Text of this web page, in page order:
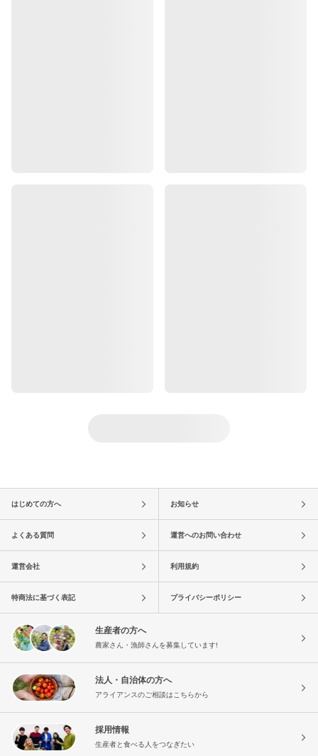
はじめての方へ お知らせ
よくある質問 運営へのお問い合わせ
運営会社 利用規約
特商法に基づく表記 プライバシーポリシー
生産者の方へ
農家さん・漁師さんを募集しています!
法人・自治体の方へ
アライアンスのご相談はこちらから
採用情報
生産者と食べる人をつなぎたい